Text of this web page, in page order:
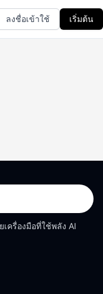
ลงชื่อเข้าใช้ เริ่มต้น
ครื่องมือที่ใช้พลัง AI